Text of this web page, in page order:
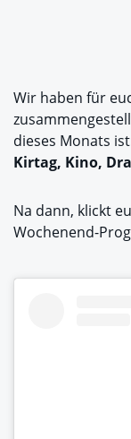
Wir haben für
dieses Monats
Kirtag, Kino,
Na dann, klickt
Wochenend-